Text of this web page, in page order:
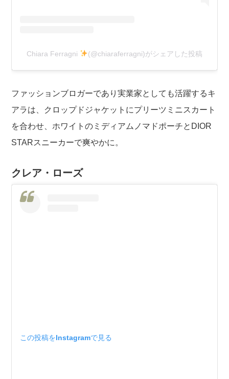
Chiara Ferragni (@chiaraferragni)がシェアした投稿
ファッションブロガーであり実業家としても活躍するキ
アラは、クロップドジャケットにプリーツミニスカート
を合わせ、ホワイトのミディアムノマドポーチとDIOR
STARスニーカーで爽やかに。
クレア・ローズ
この投稿をInstagramで見る